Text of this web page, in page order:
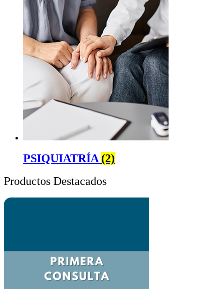
PSIQUIATRÍA (2)
Productos Destacados